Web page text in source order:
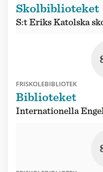
Skolbiblioteket
S:t Eriks Katolska
FRISKOLEBIBLIOTEK
Biblioteket
Internationella